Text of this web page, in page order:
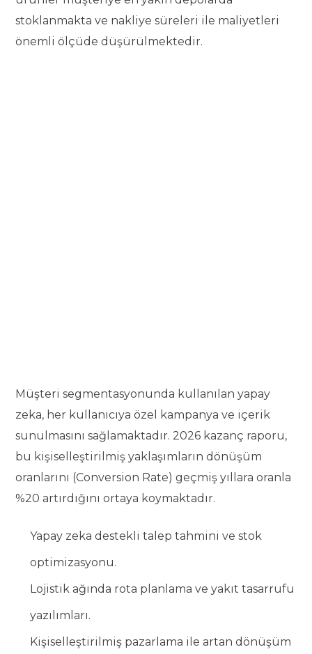
stoklanmakta ve nakliye süreleri ile maliyetleri
önemli ölçüde düşürülmektedir.
Müşteri segmentasyonunda kullanılan yapay
zeka, her kullanıcıya özel kampanya ve içerik
sunulmasını sağlamaktadır. 2026 kazanç raporu,
bu kişiselleştirilmiş yaklaşımların dönüşüm
oranlarını (Conversion Rate) geçmiş yıllara oranla
%20 artırdığını ortaya koymaktadır.
Yapay zeka destekli talep tahmini ve stok
optimizasyonu.
Lojistik ağında rota planlama ve yakıt tasarrufu
yazılımları.
Kişiselleştirilmiş pazarlama ile artan dönüşüm